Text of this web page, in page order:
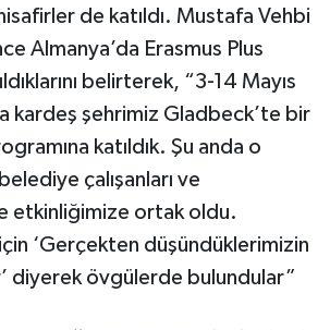
de katıldı. Mustafa Vehbi
Almanya’da Erasmus Plus
belirterek, “3-14 Mayıs
kardeş şehrimiz Gladbeck’te bir
katıldık. Şu anda o
çalışanları ve
etkinliğimize ortak oldu.
‘Gerçekten düşündüklerimizin
diyerek övgülerde bulundular”